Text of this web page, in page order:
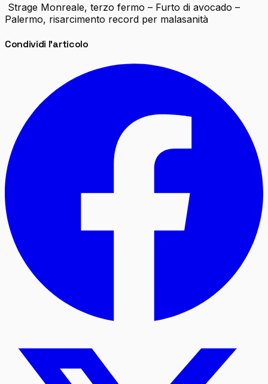
Strage Monreale, terzo fermo – Furto di avocado –
Palermo, risarcimento record per malasanità
Condividi l'articolo